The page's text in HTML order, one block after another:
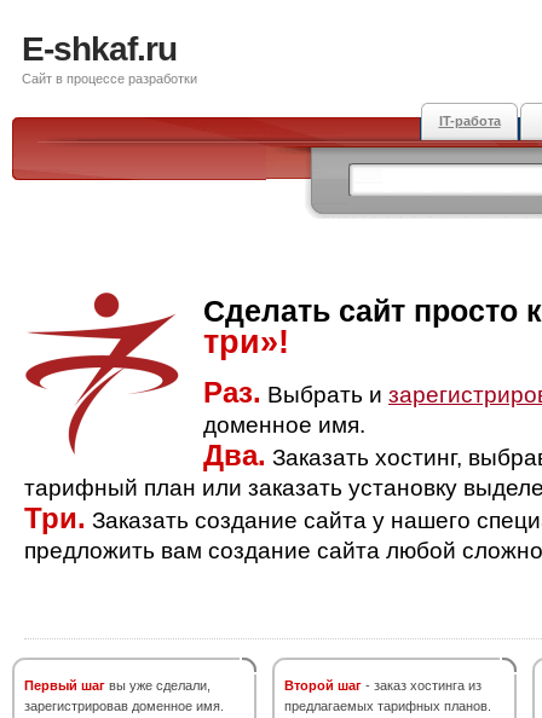
E-shkaf.ru
Сайт в процессе разработки
IT-работа
Сделать сайт просто
три»!
Раз. Выбрать и
доменное имя.
Два. Заказать хостинг,
тарифный план или заказать установку
Три. Заказать создание сайта у нашего
предложить вам создание сайта любой
Первый шаг вы уже сделали,
зарегистрировав доменное имя.
Второй шаг - заказ хостинга из
предлагаемых тарифных планов.